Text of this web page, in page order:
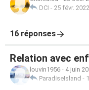
DCI - 25 févr.
16 réponses
Relation avec
louvin1956 - 4 juin
ParadiseIsland -